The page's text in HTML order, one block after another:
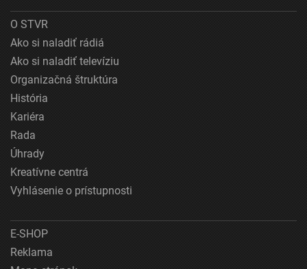
O STVR
Ako si naladiť rádiá
Ako si naladiť televíziu
Organizačná štruktúra
História
Kariéra
Rada
Úhrady
Kreatívne centrá
Vyhlásenie o prístupnosti
E-SHOP
Reklama